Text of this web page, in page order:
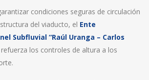
condiciones seguras de circulación
del viaducto, el Ente
Subfluvial “Raúl Uranga – Carlos
refuerza los controles de altura a los